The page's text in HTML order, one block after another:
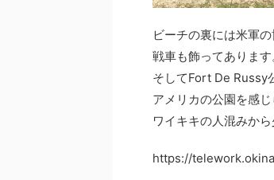
ビーチの裏には米軍の
戦車も飾ってあります
そしてFort De Russy
アメリカの公園を感じ
ワイキキの人混みか
https://